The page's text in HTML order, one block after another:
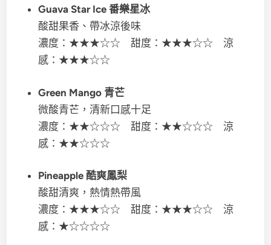
Guava Star Ice 番樂星冰
酸甜果香、帶冰涼後味
濃度：★★★☆☆ 甜度：★★★☆☆ 涼
感：★★★☆☆
Green Mango 青芒
微酸青芒，清新口感十足
濃度：★★☆☆☆ 甜度：★★☆☆☆ 涼
感：★★☆☆☆
Pineapple 酷爽鳳梨
酸甜清爽，熱情熱帶風
濃度：★★★☆☆ 甜度：★★★☆☆ 涼
感：★☆☆☆☆